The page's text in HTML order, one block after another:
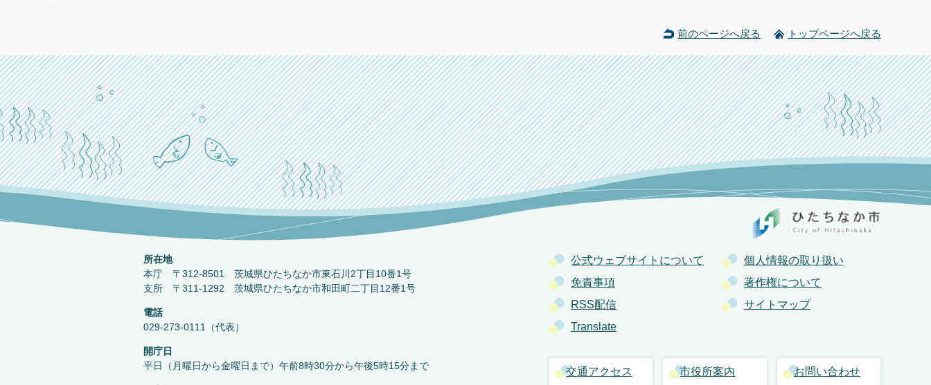
前のページへ戻る トップページへ戻る
公式ウェブサイトについて
個人情報の取り扱い
免責事項
著作権について
RSS配信
サイトマップ
Translate
交通アクセス 市役所案内 お問い合わせ
所在地
本庁 〒312-8501 茨城県ひたちなか市東石川2丁目10番1号
支所 〒311-1292 茨城県ひたちなか市和田町二丁目12番1号
電話
029-273-0111（代表）
開庁日
平日（月曜日から金曜日まで）午前8時30分から午後5時15分まで